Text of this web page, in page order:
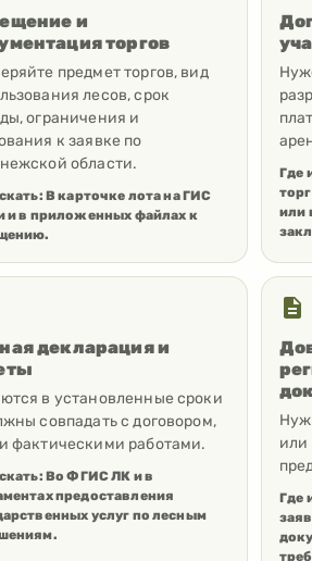
и
торгов
предмет торгов, вид
лесов, срок
ограничения и
к заявке по
области.
В карточке лота на ГИС
и в приложенных файлах к
Где
или
декларация и
в установленные сроки
совпадать с договором,
фактическими работами.
Во ФГИС ЛК и в
предоставления
услуг по лесным
или
Где